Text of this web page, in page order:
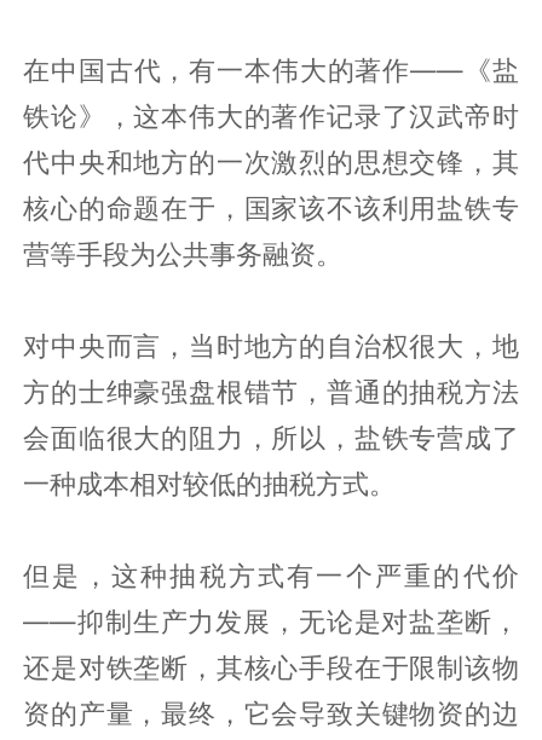
在中国古代，有一本伟大的著作——《盐
铁论》，这本伟大的著作记录了汉武帝时
代中央和地方的一次激烈的思想交锋，其
核心的命题在于，国家该不该利用盐铁专
营等手段为公共事务融资。
对中央而言，当时地方的自治权很大，地
方的士绅豪强盘根错节，普通的抽税方法
会面临很大的阻力，所以，盐铁专营成了
一种成本相对较低的抽税方式。
但是，这种抽税方式有一个严重的代价
——抑制生产力发展，无论是对盐垄断，
还是对铁垄断，其核心手段在于限制该物
资的产量，最终，它会导致关键物资的边